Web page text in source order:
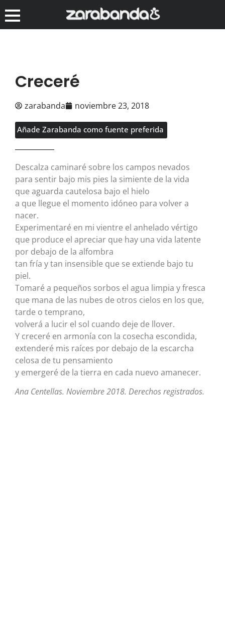
Creceré
zarabanda noviembre 23, 2018
Añade Zarabanda como fuente preferida
Descalza caminaré sobre los campos nevados
para sentir bajo mis pies la simiente de la vida
que aguarda cautelosa bajo el hielo
a que llegue el momento idóneo para volver a
nacer.
Experimentaré en mi vientre el anhelado vértigo
que produce el apreciar que hay una vida latente
por debajo de la alfombra
tan fría y tan insensible que se extiende bajo tu
piel.
Tomaré a pequeños sorbos el agua limpia y fresca
que mana de las nubes de otros cielos en los que,
tarde o temprano,
volverá a lucir el sol cuando deje de llover.
Y creceré en armonía con la cosecha escondida,
extenderé mis raíces por debajo de la escarcha
celosa de tu pensamiento
y emergeré de la tierra en cada nuevo amanecer.
Ana Centellas. Noviembre 2018. Derechos registrados.